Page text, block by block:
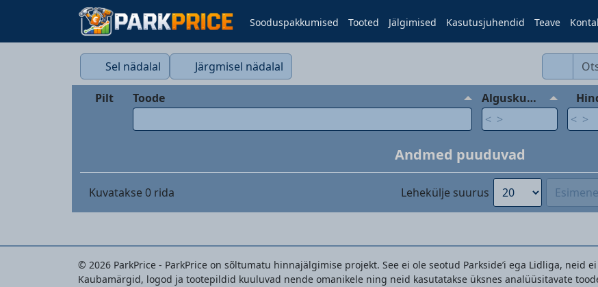
Sooduspakkumised Tooted Jälgimised Kasutusjuhendid Teave
Sel nädalal Järgmisel nädalal
Pilt Toode Alguskuupäev
Andmed puuduvad
Kuvatakse0 rida Lehekülje suurus Esimene
© 2026 ParkPrice - ParkPrice on sõltumatu hinnajälgimise projekt. See ei ole seotud Parkside’i ega Lidliga, neid
Kaubamärgid, logod ja tootepildid kuuluvad nende omanikele ning neid kasutatakse üksnes analüüsitavate